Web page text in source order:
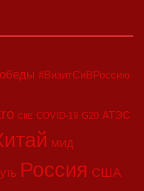
#ВизитСиВРоссию
CIIE COVID-19 G20 АТЭС
МИД
Россия США